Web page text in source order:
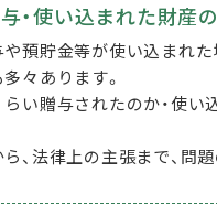
・使い込まれた財産
預貯金等が使い込まれ
々あります。
い贈与されたのか・使い
、法律上の主張まで、問